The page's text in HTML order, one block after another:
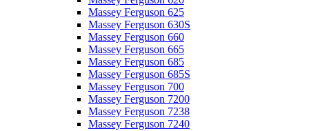
Massey Ferguson 625
Massey Ferguson 630S
Massey Ferguson 660
Massey Ferguson 665
Massey Ferguson 685
Massey Ferguson 685S
Massey Ferguson 700
Massey Ferguson 7200
Massey Ferguson 7238
Massey Ferguson 7240